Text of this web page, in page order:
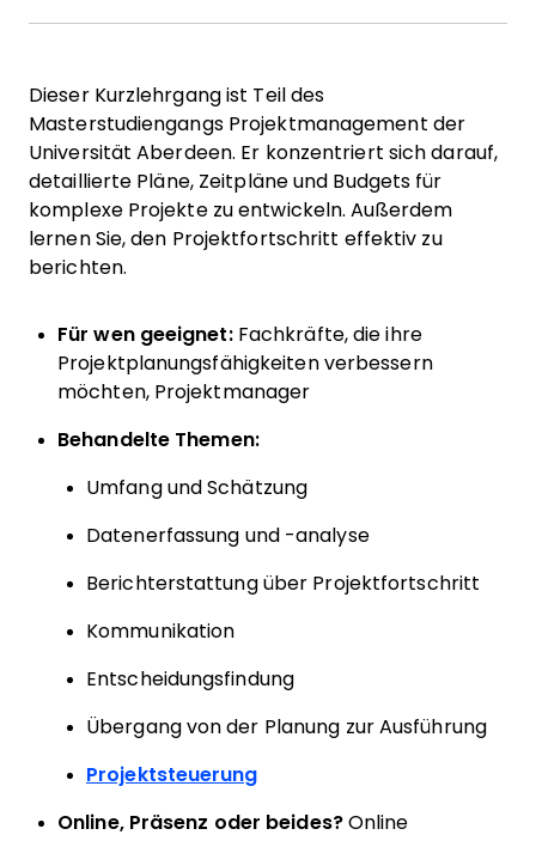
Dieser Kurzlehrgang ist Teil des
Masterstudiengangs Projektmanagement der
Universität Aberdeen. Er konzentriert sich darauf,
detaillierte Pläne, Zeitpläne und Budgets für
komplexe Projekte zu entwickeln. Außerdem
lernen Sie, den Projektfortschritt effektiv zu
berichten.
Für wen geeignet:Fachkräfte, die ihre
Projektplanungsfähigkeiten verbessern
möchten, Projektmanager
Behandelte Themen:
Umfang und Schätzung
Datenerfassung und -analyse
Berichterstattung über Projektfortschritt
Kommunikation
Entscheidungsfindung
Übergang von der Planung zur Ausführung
Projektsteuerung
Online, Präsenz oder beides?Online